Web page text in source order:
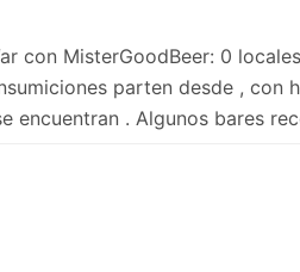
con MisterGoodBeer: 0
parten desde , con
encuentran . Algunos bares